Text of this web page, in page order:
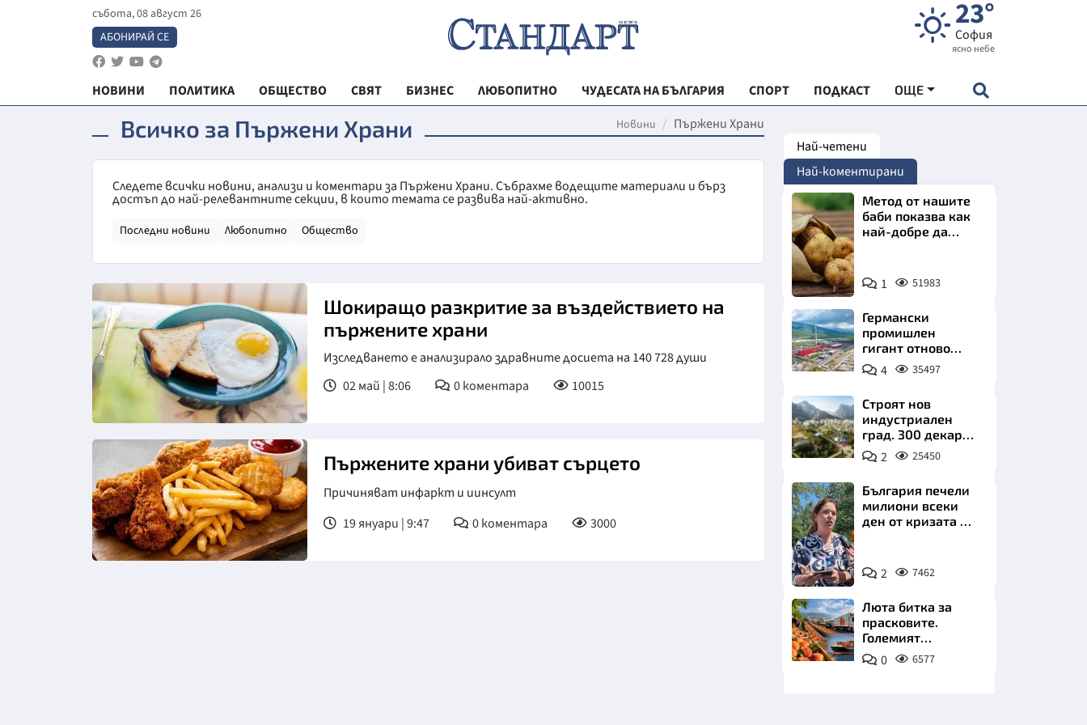
събота, 08 август 26
АБОНИРАЙ СЕ
23°
София
ясно небе
НОВИНИ ПОЛИТИКА ОБЩЕСТВО СВЯТ БИЗНЕС ЛЮБОПИТНО ЧУДЕСАТА НА БЪЛГАРИЯ СПОРТ ПОДКАСТ ОЩЕ
РЕГИОНАЛНИ
МЛАДЕЖКА АКАДЕМИЯ "ЧУДЕСАТА НА БЪЛГАРИЯ"
ДА!НА БЪЛГАРСКАТА ХРАНА
ДА! НА БЪЛГАРСКАТА ИКОНОМИКА
Всичко за Пържени Храни Новини Пържени Храни
Следете всички новини, анализи и коментари за Пържени Храни. Събрахме водещите материали и бърз
достъп до най-релевантните секции, в които темата се развива най-активно.
Последни новини Любопитно Общество
Шокиращо разкритие за въздействието на
пържените храни
Изследването е анализирало здравните досиета на 140 728 души
02 май | 8:06
0коментара 10015
Пържените храни убиват сърцето
Причиняват инфаркт и иинсулт
19 януари | 9:47
0коментара 3000
Най-четени
Най-коментирани
Снимка:
Пиксабей
Метод от нашите
баби показва как
най-добре да
1 51983
Германски
промишлен
гигант отново
позлатява наш
град
4 35497
Строят нов
индустриален
град. 300 декара
чакат златни
заводи
2 25450
Снимка:
БТА
България печели
милиони всеки
ден от кризата по
2 7462
Люта битка за
прасковите.
Големият
победител е
Турция
0 6577